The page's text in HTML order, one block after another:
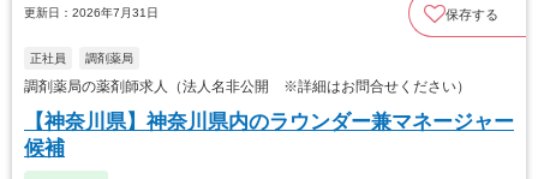
更新日：2026年7月31日 保存する
正社員 調剤薬局
調剤薬局の薬剤師求人（法人名非公開 ※詳細はお問合せください）
【神奈川県】神奈川県内のラウンダー兼マネージャー
候補